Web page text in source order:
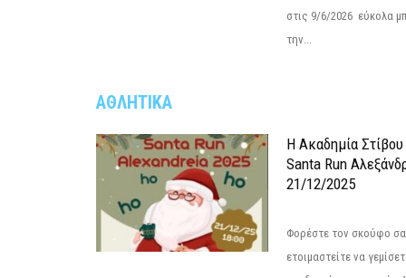
στις 9/6/2026 εύκολα
την...
ΑΘΛΗΤΙΚΑ
Η Ακαδημία
Santa Run
21/12/2025
Φορέστε τον σκούφο
ετοιμαστείτε να